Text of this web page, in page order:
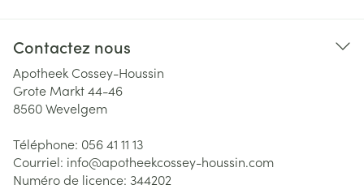
Contactez nous
Apotheek Cossey-Houssin
Grote Markt 44-46
8560Wevelgem
Téléphone: 056 41 11 13
Courriel: info@apotheekcossey-houssin.com
Numéro de licence: 344202